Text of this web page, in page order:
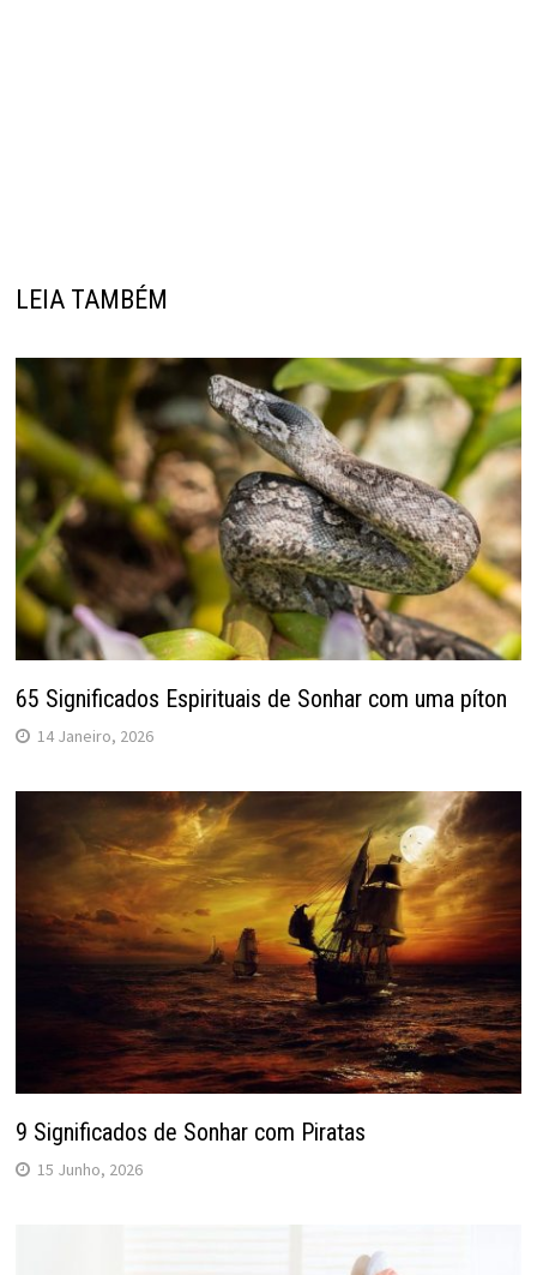
LEIA TAMBÉM
65 Significados Espirituais de Sonhar com uma píton
14 Janeiro, 2026
9 Significados de Sonhar com Piratas
15 Junho, 2026